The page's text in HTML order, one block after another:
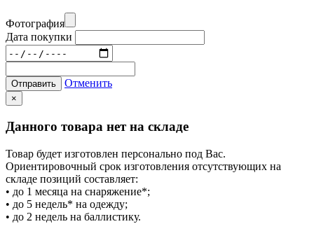
Фотография
Дата покупки
Отправить Отменить
×
Данного товара нет на складе
Товар будет изготовлен персонально под Вас.
Ориентировочный срок изготовления отсутствующих на
складе позиций составляет:
• до 1 месяца на снаряжение*;
• до 5 недель* на одежду;
• до 2 недель на баллистику.